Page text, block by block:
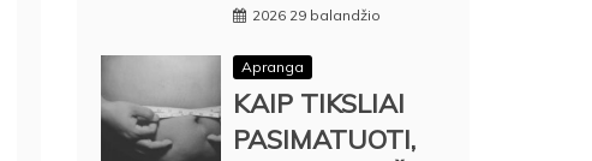
2026 29 balandžio
Apranga
KAIP TIKSLIAI
PASIMATUOTI,